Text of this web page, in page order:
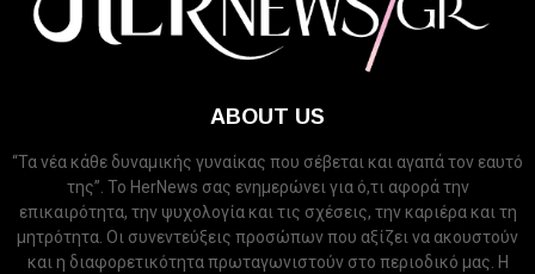
ABOUT US
“Τα νέα κάθε δυναμικής γυναίκας που σέβεται και αγαπά τον εαυτό
της”. Το HerNews σας ενημερώνει για ό,τι αφορά την
επικαιρότητα, την ψυχολογία και τις σχέσεις, την καριέρα και τη
μητρότητα. Οι συνεντεύξεις προσώπων που αξίζει να ακουστούν
και η διαφορετικότητα πρωταγωνιστούν στο περιοδικό μας. Η